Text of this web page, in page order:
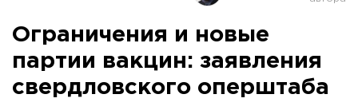
Ограничения и новые
партии вакцин: заявления
свердловского оперштаба